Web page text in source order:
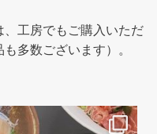
工房でもご購入いただ
多数ございます）。